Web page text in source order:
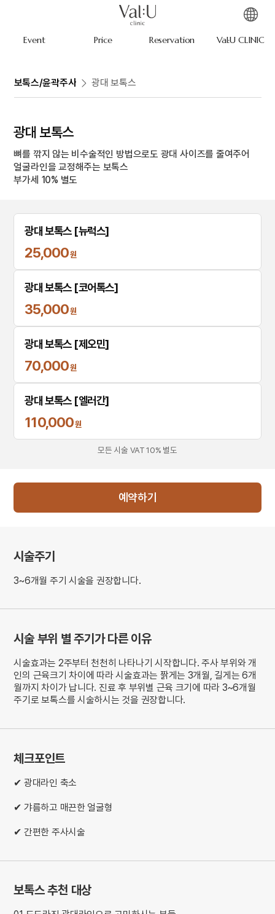
Event Price Reservation Val:U CLINIC
보톡스/윤곽주사 광대 보톡스
광대 보톡스
뼈를 깎지 않는 비수술적인 방법으로도 광대 사이즈를 줄여주어
얼굴라인을 교정해주는 보톡스
부가세 10% 별도
광대 보톡스 [뉴럭스]
25,000원
광대 보톡스 [코어톡스]
35,000원
광대 보톡스 [제오민]
70,000원
광대 보톡스 [엘러간]
110,000원
모든 시술 VAT 10% 별도
예약하기
시술주기
3~6개월 주기 시술을 권장합니다.
시술 부위 별 주기가 다른 이유
시술효과는 2주부터 천천히 나타나기 시작합니다. 주사 부위와 개
인의 근육크기 차이에 따라 시술효과는 짥게는 3개월, 길게는 6개
월까지 차이가 납니다. 진료 후 부위별 근육 크기에 따라 3~6개월
주기로 보톡스를 시술하시는 것을 권장합니다.
체크포인트
✔ 광대라인 축소
✔ 갸름하고 매끈한 얼굴형
✔ 간편한 주사시술
보톡스 추천 대상